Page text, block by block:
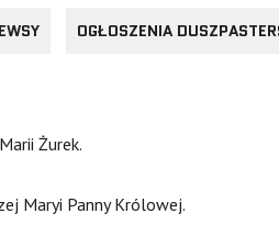
OGŁOSZENIA
Żurek.
Maryi Panny Królowej.